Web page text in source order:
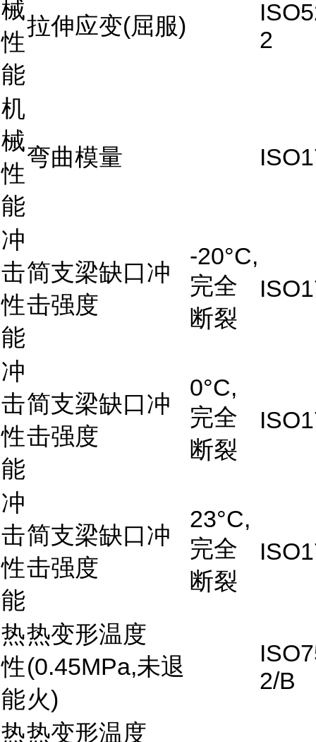
械
性
能
拉伸应变(屈服)
2
机
械
性
能
弯曲模量
冲
击
性
能
简支梁缺口冲
击强度
-20°C,
完全
断裂
冲
击
性
能
简支梁缺口冲
击强度
0°C,
完全
断裂
冲
击
性
能
简支梁缺口冲
击强度
23°C,
完全
断裂
热
性
能
热变形温度
(0.45MPa,未退
火)
2/B
热热变形温度